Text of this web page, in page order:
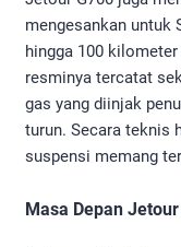
mengesankan untuk
hingga 100
resminya tercatat
gas yang diinjak
turun. Secara teknis
suspensi memang
Masa Depan